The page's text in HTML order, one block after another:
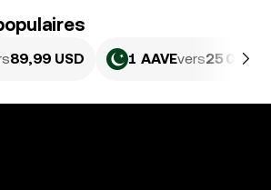
89,99 USD 1 AAVEvers25